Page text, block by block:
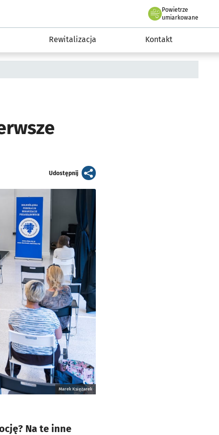
Powietrze
we Wrocławiu
umiarkowane
Rewitalizacja Kontakt
Udostępnijartykuł
Marek Księżarek
Na te inne